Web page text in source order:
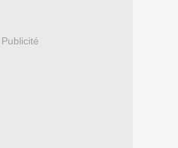
Publicité